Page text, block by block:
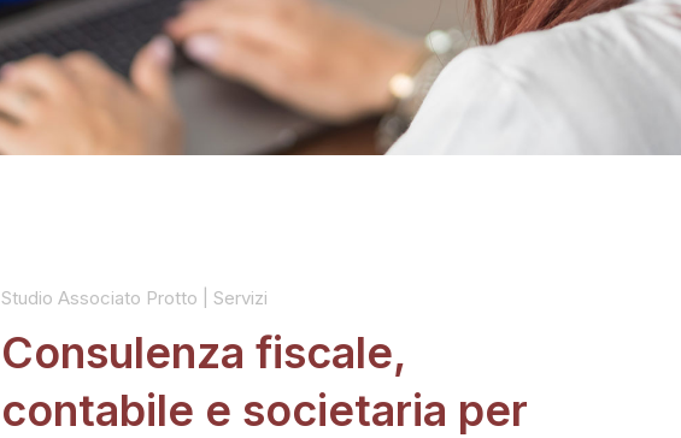
Studio Associato Protto | Servizi
Consulenza fiscale,
contabile e societaria per